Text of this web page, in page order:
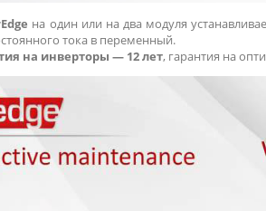
на один или на два модуля
тока в переменный.
на инверторы — 12 лет, гарантия на